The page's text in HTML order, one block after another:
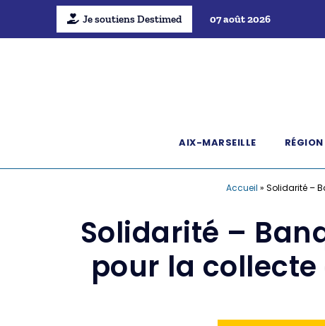
Je soutiens Destimed 07 août 2026
AIX-MARSEILLE
Accueil » Solidarité –
Solidarité –
pour la collecte